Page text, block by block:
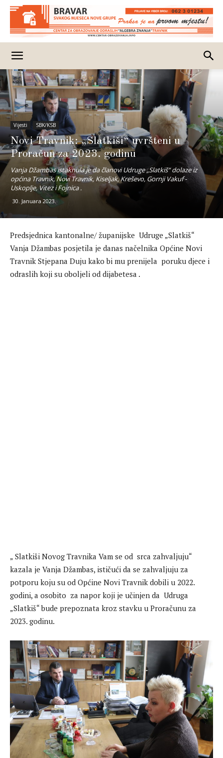
Vijesti SBK/KSB
Novi Travnik: „Slatkiši“ uvršteni u
Proračun za 2023. godinu
Vanja Džambas istaknula je da članovi Udruge „Slatkiš“ dolaze iz
općina Travnik, Novi Travnik, Kiseljak, Kreševo, Gornji Vakuf -
Uskoplje, Vitez i Fojnica .
30. Januara 2023.
Predsjednica kantonalne/ županijske Udruge „Slatkiš“
Vanja Džambas posjetila je danas načelnika Općine Novi
Travnik Stjepana Duju kako bi mu prenijela poruku djece i
odraslih koji su oboljeli od dijabetesa .
„ Slatkiši Novog Travnika Vam se od srca zahvaljuju“
kazala je Vanja Džambas, ističući da se zahvaljuju za
potporu koju su od Općine Novi Travnik dobili u 2022.
godini, a osobito za napor koji je učinjen da Udruga
„Slatkiš“ bude prepoznata kroz stavku u Proračunu za
2023. godinu.